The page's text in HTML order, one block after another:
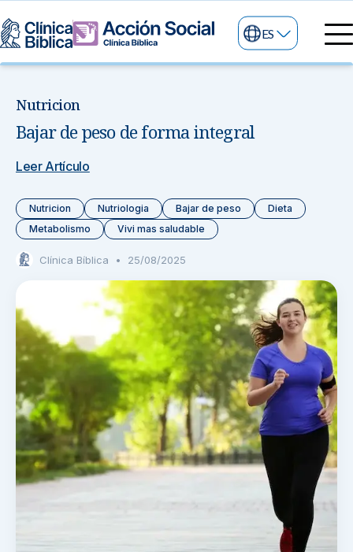
Especialidades médicas
Nuestras especialidades
Servicios
Servicios 24/7
Servicios Especializados
Otros Servicios
Mi Vida
Información
Sobre nosotros
Investigación, Innovación y Docencia
Sedes
Noticias y blog
ES
Nutricion
Bajar de peso de forma integral
Leer Artículo
Nutricion Nutriologia Bajar de peso
Dieta
Metabolismo
Vivi mas saludable
Clínica Bíblica • 25/08/2025